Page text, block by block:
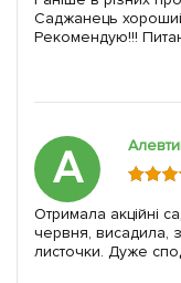
Саджанець
Рекомендую!!!
А
Отримала акційні
червня, висадила,
листочки. Дуже